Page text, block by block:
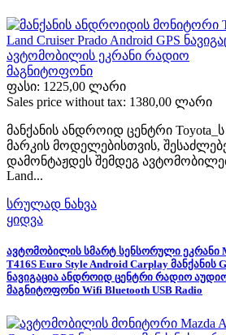
ფასი: 1225,00 ლარი
Sales price without tax: 1380,00 ლარი
მანქანის ანდროიდ ცენტრი Toyota_ს
მარკის მოდელებისთვის,
დამონტაჟდეს შემდეგ
Land...
სრულად ნახვა
ყიდვა
ავტომობილის სმარტ სენსორული ეკრანი
T416S Euro Style Android Carplay მანქანის
ნავიგაცია ანდროიდ ცენტრი რადიო
მაგნიტოფონი Wifi Bluetooth USB Radio